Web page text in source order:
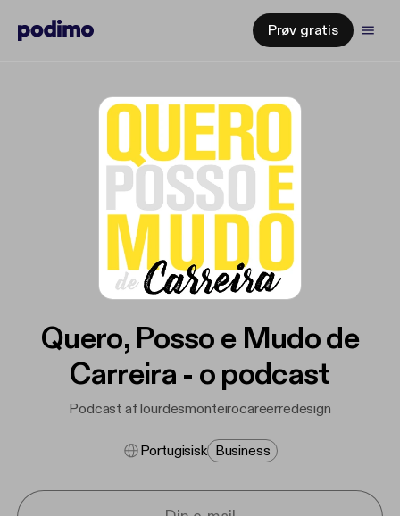
Prøv gratis
Quero, Posso e Mudo de
Carreira - o podcast
Podcast af lourdesmonteirocareerredesign
Portugisisk Business